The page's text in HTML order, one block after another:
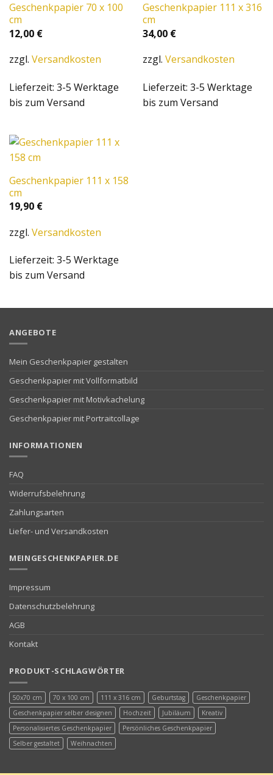
Geschenkpapier 70 x 100
cm
12,00 €
zzgl. Versandkosten
Lieferzeit: 3-5 Werktage
bis zum Versand
Geschenkpapier 111 x 316
cm
34,00 €
zzgl. Versandkosten
Lieferzeit: 3-5 Werktage
bis zum Versand
Geschenkpapier 111 x 158
cm
19,90 €
zzgl. Versandkosten
Lieferzeit: 3-5 Werktage
bis zum Versand
ANGEBOTE
Mein Geschenkpapier gestalten
Geschenkpapier mit Vollformatbild
Geschenkpapier mit Motivkachelung
Geschenkpapier mit Portraitcollage
INFORMATIONEN
FAQ
Widerrufsbelehrung
Zahlungsarten
Liefer- und Versandkosten
MEINGESCHENKPAPIER.DE
Impressum
Datenschutzbelehrung
AGB
Kontakt
PRODUKT-SCHLAGWÖRTER
50x70 cm 70 x 100 cm 111 x 316 cm Geburtstag
Geschenkpapier
Geschenkpapier selber designen
Hochzeit Jubiläum
Kreativ
Personalisiertes Geschenkpapier
Persönliches Geschenkpapier
Selber gestaltet
Weihnachten